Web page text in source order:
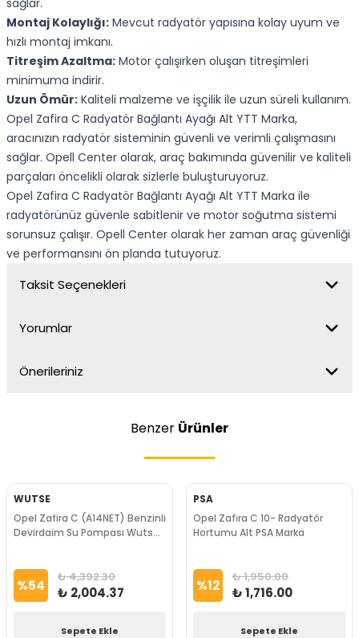
sağlar.
Montaj Kolaylığı: Mevcut radyatör yapısına kolay uyum ve
hızlı montaj imkanı.
Titreşim Azaltma: Motor çalışırken oluşan titreşimleri
minimuma indirir.
Uzun Ömür: Kaliteli malzeme ve işçilik ile uzun süreli kullanım.
Opel Zafira C Radyatör Bağlantı Ayağı Alt YTT Marka,
aracınızın radyatör sisteminin güvenli ve verimli çalışmasını
sağlar. Opell Center olarak, araç bakımında güvenilir ve kaliteli
parçaları öncelikli olarak sizlerle buluşturuyoruz.
Opel Zafira C Radyatör Bağlantı Ayağı Alt YTT Marka ile
radyatörünüz güvenle sabitlenir ve motor soğutma sistemi
sorunsuz çalışır. Opell Center olarak her zaman araç güvenliği
ve performansını ön planda tutuyoruz.
Taksit Seçenekleri
Yorumlar
Önerileriniz
Benzer Ürünler
WUTSE
Opel Zafira C (A14NET) Benzinli
Devirdaim Su Pompası Wutse
%54 ₺ 4,392.30
₺ 2,004.37
Sepete Ekle
PSA
Opel Zafi̇ra C 10- Radyatör
Hortumu Alt PSA Marka
%12 ₺ 1,950.00
₺ 1,716.00
Sepete Ekle